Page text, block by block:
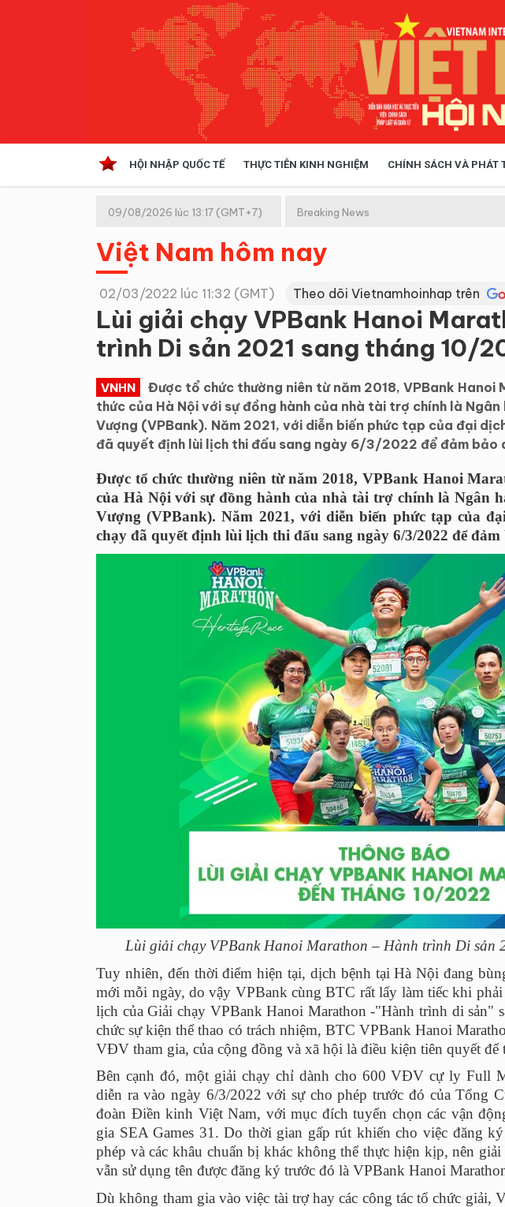
HỘI NHẬP QUỐC TẾ THỰC TIỄN KINH NGHIỆM CHÍNH SÁCH VÀ PHÁT
Kinh tế hội nhập
Doanh nghiệp
09/08/2026 lúc 13:17 (GMT+7) Breaking News
Việt Nam hôm nay
02/03/2022 lúc 11:32 (GMT) Theo dõi Vietnamhoinhap trên
Lùi giải chạy VPBank Hanoi
trình Di sản 2021 sang tháng 10/
VNHN
Được tổ chức thường niên từ năm 2018, VPBank Hanoi
thức của Hà Nội với sự đồng hành của nhà tài trợ chính là Ngân
Vượng (VPBank). Năm 2021, với diễn biến phức tạp của đại
đã quyết định lùi lịch thi đấu sang ngày 6/3/2022 để đảm bảo
Được tổ chức thường niên từ năm 2018, VPBank Hanoi
của Hà Nội với sự đồng hành của nhà tài trợ chính là Ngân
Vượng (VPBank). Năm 2021, với diễn biến phức tạp của
chạy đã quyết định lùi lịch thi đấu sang ngày 6/3/2022 để
Lùi giải chạy VPBank Hanoi Marathon – Hành trình Di sản
Tuy nhiên, đến thời điểm hiện tại, dịch bệnh tại Hà Nội đang
mới mỗi ngày, do vậy VPBank cùng BTC rất lấy làm tiếc khi
lịch của Giải chạy VPBank Hanoi Marathon -"Hành trình di sản"
chức sự kiện thể thao có trách nhiệm, BTC VPBank Hanoi
VĐV tham gia, của cộng đồng và xã hội là điều kiện tiên quyết để
Bên cạnh đó, một giải chạy chỉ dành cho 600 VĐV cự ly Full
diễn ra vào ngày 6/3/2022 với sự cho phép trước đó của Tổng
đoàn Điền kinh Việt Nam, với mục đích tuyển chọn các vận
gia SEA Games 31. Do thời gian gấp rút khiến cho việc đăng
phép và các khâu chuẩn bị khác không thể thực hiện kịp, nên
vẫn sử dụng tên được đăng ký trước đó là VPBank Hanoi
Dù không tham gia vào việc tài trợ hay các công tác tổ chức giải,